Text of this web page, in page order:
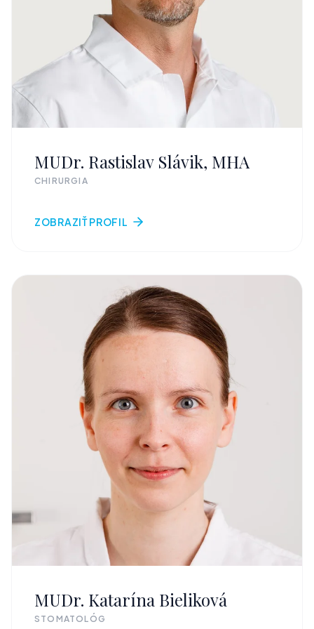
MUDr. Rastislav Slávik, MHA
CHIRURGIA
ZOBRAZIŤ PROFIL
MUDr. Katarína Bieliková
STOMATOLÓG